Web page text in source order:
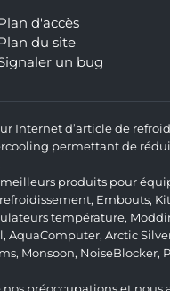
d'accès
du site
un bug
Internet d’article de
permettant de
produits pour
, Embouts,
température,
, AquaComputer, Arctic
, Monsoon, NoiseBlocker,